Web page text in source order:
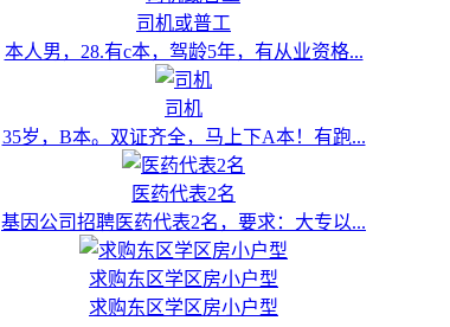
司机或普工
本人男，28.有c本，驾龄5年，有从业资格...
司机
35岁，B本。双证齐全，马上下A本！有跑...
医药代表2名
基因公司招聘医药代表2名，要求：大专以...
求购东区学区房小户型
求购东区学区房小户型